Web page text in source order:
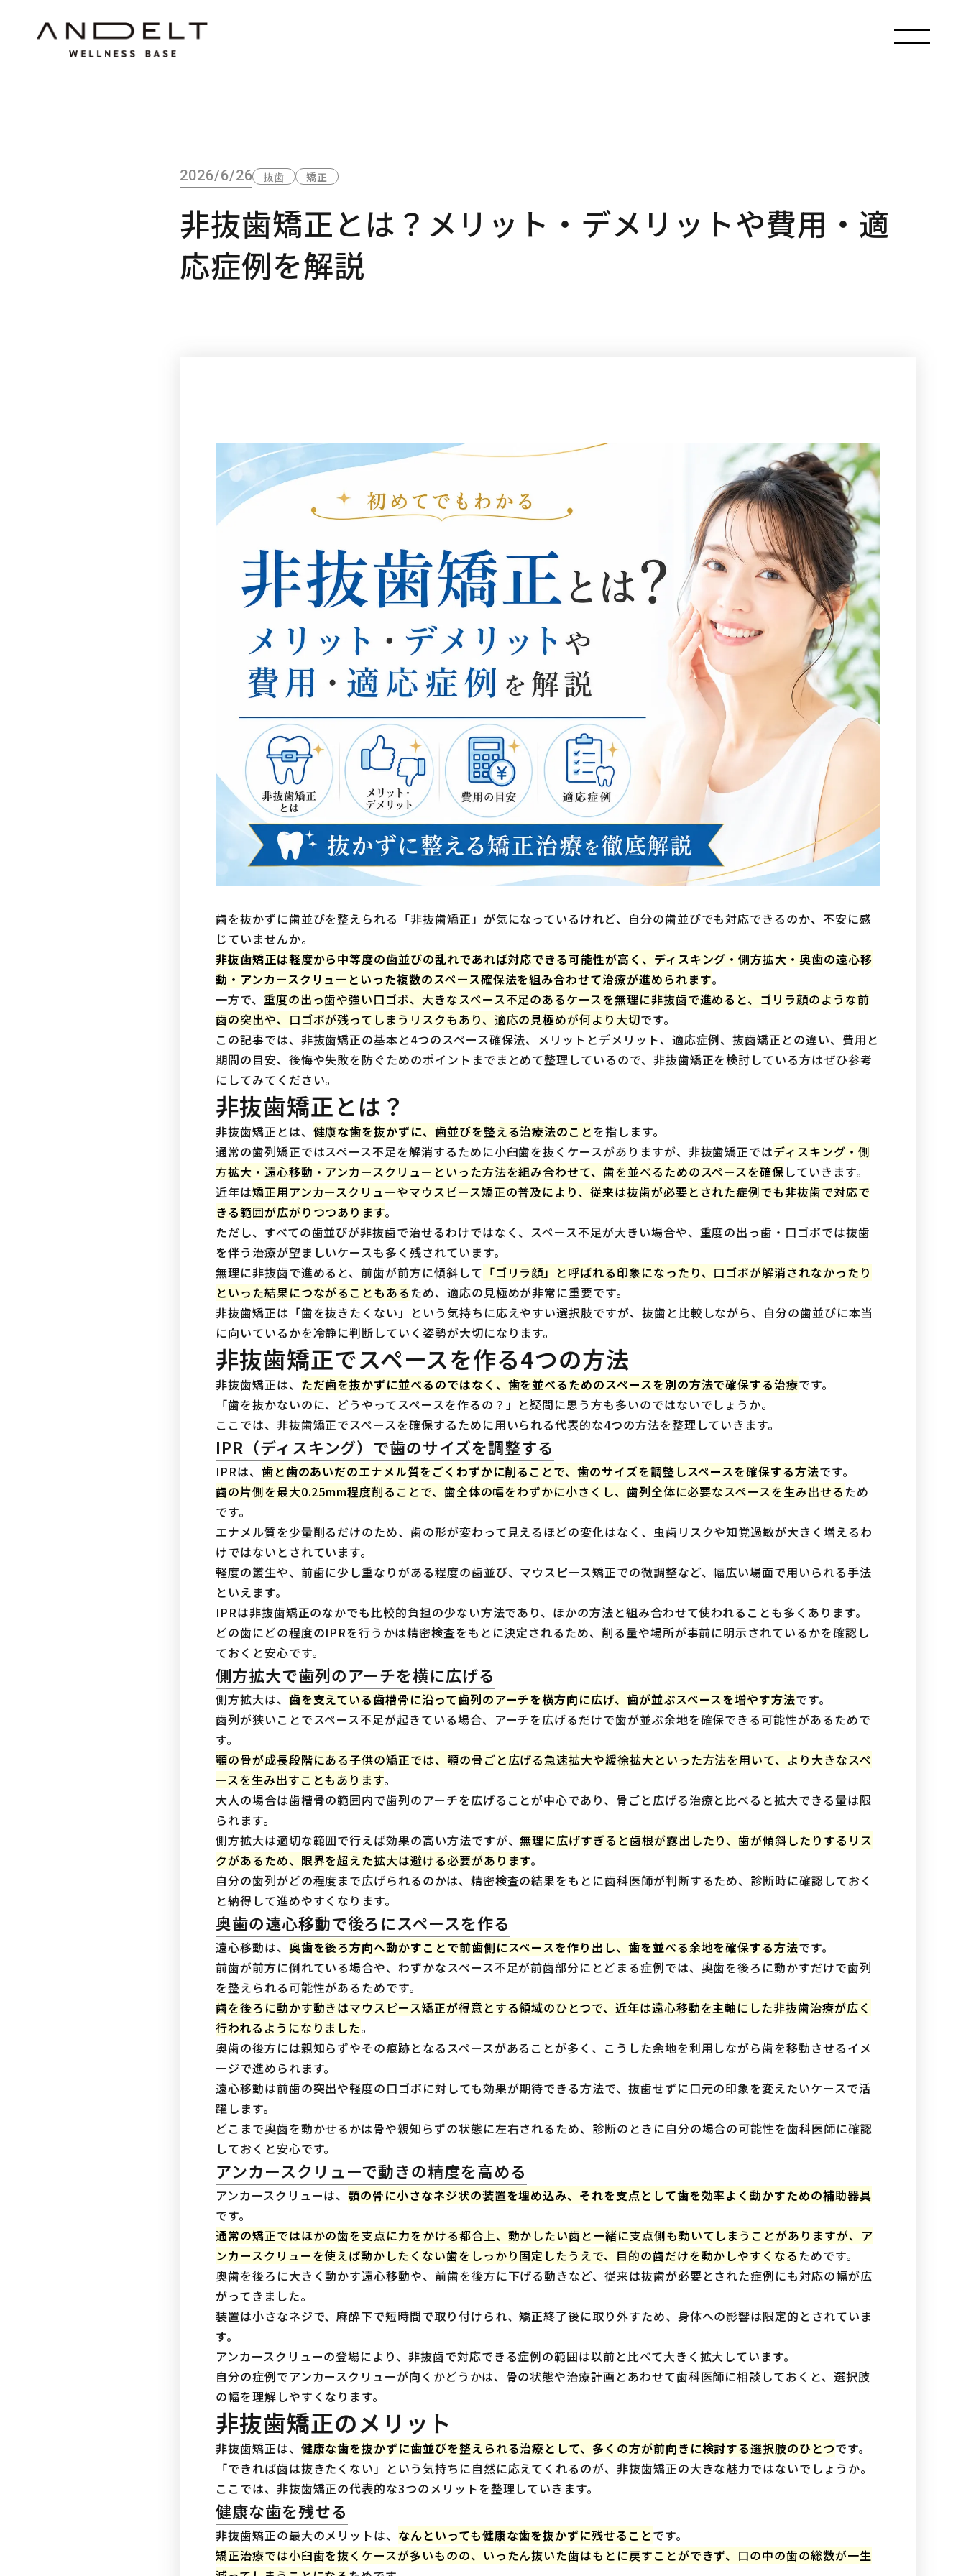
2026/6/26 抜歯 矯正
非抜歯矯正とは？メリット・デメリットや費用・適
応症例を解説
歯を抜かずに歯並びを整えられる「非抜歯矯正」が気になっているけれど、自分の歯並びでも対応できるのか、不安に感
じていませんか。
非抜歯矯正は軽度から中等度の歯並びの乱れであれば対応できる可能性が高く、ディスキング・側方拡大・奥歯の遠心移
動・アンカースクリューといった複数のスペース確保法を組み合わせて治療が進められます。
一方で、 重度の出っ歯や強い口ゴボ、大きなスペース不足のあるケースを無理に非抜歯で進めると、ゴリラ顔のような前
歯の突出や、口ゴボが残ってしまうリスクもあり、適応の見極めが何より大切です。
この記事では、非抜歯矯正の基本と4つのスペース確保法、メリットとデメリット、適応症例、抜歯矯正との違い、費用と
期間の目安、後悔や失敗を防ぐためのポイントまでまとめて整理しているので、非抜歯矯正を検討している方はぜひ参考
にしてみてください。
非抜歯矯正とは？
非抜歯矯正とは、 健康な歯を抜かずに、歯並びを整える治療法のことを指します。
通常の歯列矯正ではスペース不足を解消するために小臼歯を抜くケースがありますが、非抜歯矯正ではディスキング・側
方拡大・遠心移動・アンカースクリューといった方法を組み合わせて、歯を並べるためのスペースを確保 していきます。
近年は矯正用アンカースクリューやマウスピース矯正の普及により、従来は抜歯が必要とされた症例でも非抜歯で対応で
きる範囲が広がりつつあります。
ただし、すべての歯並びが非抜歯で治せるわけではなく、スペース不足が大きい場合や、重度の出っ歯・口ゴボでは抜歯
を伴う治療が望ましいケースも多く残されています。
無理に非抜歯で進めると、前歯が前方に傾斜して 「ゴリラ顔」と呼ばれる印象になったり、口ゴボが解消されなかったり
といった結果につながることもあるため、適応の見極めが非常に重要です。
非抜歯矯正は「歯を抜きたくない」という気持ちに応えやすい選択肢ですが、抜歯と比較しながら、自分の歯並びに本当
に向いているかを冷静に判断していく姿勢が大切になります。
非抜歯矯正でスペースを作る4つの方法
非抜歯矯正は、 ただ歯を抜かずに並べるのではなく、歯を並べるためのスペースを別の方法で確保する治療です。
「歯を抜かないのに、どうやってスペースを作るの？」と疑問に思う方も多いのではないでしょうか。
ここでは、非抜歯矯正でスペースを確保するために用いられる代表的な4つの方法を整理していきます。
IPR（ディスキング）で歯のサイズを調整する
IPRは、 歯と歯のあいだのエナメル質をごくわずかに削ることで、歯のサイズを調整しスペースを確保する方法です。
歯の片側を最大0.25mm程度削ることで、歯全体の幅をわずかに小さくし、歯列全体に必要なスペースを生み出せるため
です。
エナメル質を少量削るだけのため、歯の形が変わって見えるほどの変化はなく、虫歯リスクや知覚過敏が大きく増えるわ
けではないとされています。
軽度の叢生や、前歯に少し重なりがある程度の歯並び、マウスピース矯正での微調整など、幅広い場面で用いられる手法
といえます。
IPRは非抜歯矯正のなかでも比較的負担の少ない方法であり、ほかの方法と組み合わせて使われることも多くあります。
どの歯にどの程度のIPRを行うかは精密検査をもとに決定されるため、削る量や場所が事前に明示されているかを確認し
ておくと安心です。
側方拡大で歯列のアーチを横に広げる
側方拡大は、 歯を支えている歯槽骨に沿って歯列のアーチを横方向に広げ、歯が並ぶスペースを増やす方法です。
歯列が狭いことでスペース不足が起きている場合、アーチを広げるだけで歯が並ぶ余地を確保できる可能性があるためで
す。
顎の骨が成長段階にある子供の矯正では、顎の骨ごと広げる急速拡大や緩徐拡大といった方法を用いて、より大きなスペ
ースを生み出すこともあります。
大人の場合は歯槽骨の範囲内で歯列のアーチを広げることが中心であり、骨ごと広げる治療と比べると拡大できる量は限
られます。
側方拡大は適切な範囲で行えば効果の高い方法ですが、無理に広げすぎると歯根が露出したり、歯が傾斜したりするリス
クがあるため、限界を超えた拡大は避ける必要があります。
自分の歯列がどの程度まで広げられるのかは、精密検査の結果をもとに歯科医師が判断するため、診断時に確認しておく
と納得して進めやすくなります。
奥歯の遠心移動で後ろにスペースを作る
遠心移動は、 奥歯を後ろ方向へ動かすことで前歯側にスペースを作り出し、歯を並べる余地を確保する方法です。
前歯が前方に倒れている場合や、わずかなスペース不足が前歯部分にとどまる症例では、奥歯を後ろに動かすだけで歯列
を整えられる可能性があるためです。
歯を後ろに動かす動きはマウスピース矯正が得意とする領域のひとつで、近年は遠心移動を主軸にした非抜歯治療が広く
行われるようになりました。
奥歯の後方には親知らずやその痕跡となるスペースがあることが多く、こうした余地を利用しながら歯を移動させるイメ
ージで進められます。
遠心移動は前歯の突出や軽度の口ゴボに対しても効果が期待できる方法で、抜歯せずに口元の印象を変えたいケースで活
躍します。
どこまで奥歯を動かせるかは骨や親知らずの状態に左右されるため、診断のときに自分の場合の可能性を歯科医師に確認
しておくと安心です。
アンカースクリューで動きの精度を高める
アンカースクリューは、顎の骨に小さなネジ状の装置を埋め込み、それを支点として歯を効率よく動かすための補助器具
です。
通常の矯正ではほかの歯を支点に力をかける都合上、動かしたい歯と一緒に支点側も動いてしまうことがありますが、ア
ンカースクリューを使えば動かしたくない歯をしっかり固定したうえで、目的の歯だけを動かしやすくなるためです。
奥歯を後ろに大きく動かす遠心移動や、前歯を後方に下げる動きなど、従来は抜歯が必要とされた症例にも対応の幅が広
がってきました。
装置は小さなネジで、麻酔下で短時間で取り付けられ、矯正終了後に取り外すため、身体への影響は限定的とされていま
す。
アンカースクリューの登場により、非抜歯で対応できる症例の範囲は以前と比べて大きく拡大しています。
自分の症例でアンカースクリューが向くかどうかは、骨の状態や治療計画とあわせて歯科医師に相談しておくと、選択肢
の幅を理解しやすくなります。
非抜歯矯正のメリット
非抜歯矯正は、 健康な歯を抜かずに歯並びを整えられる治療として、多くの方が前向きに検討する選択肢のひとつです。
「できれば歯は抜きたくない」という気持ちに自然に応えてくれるのが、非抜歯矯正の大きな魅力ではないでしょうか。
ここでは、非抜歯矯正の代表的な3つのメリットを整理していきます。
健康な歯を残せる
非抜歯矯正の最大のメリットは、 なんといっても健康な歯を抜かずに残せることです。
矯正治療では小臼歯を抜くケースが多いものの、いったん抜いた歯はもとに戻すことができず、口の中の歯の総数が一生